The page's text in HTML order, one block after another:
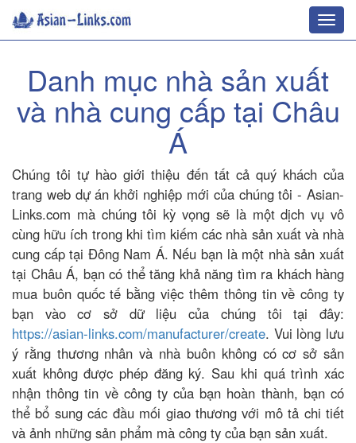
Danh mục nhà sản xuất
và nhà cung cấp tại Châu
Á
Chúng tôi tự hào giới thiệu đến tất cả quý khách của
trang web dự án khởi nghiệp mới của chúng tôi - Asian-
Links.com mà chúng tôi kỳ vọng sẽ là một dịch vụ vô
cùng hữu ích trong khi tìm kiếm các nhà sản xuất và nhà
cung cấp tại Đông Nam Á. Nếu bạn là một nhà sản xuất
tại Châu Á, bạn có thể tăng khả năng tìm ra khách hàng
mua buôn quốc tế bằng việc thêm thông tin về công ty
bạn vào cơ sở dữ liệu của chúng tôi tại đây:
https://asian-links.com/manufacturer/create. Vui lòng lưu
ý rằng thương nhân và nhà buôn không có cơ sở sản
xuất không được phép đăng ký. Sau khi quá trình xác
nhận thông tin về công ty của bạn hoàn thành, bạn có
thể bổ sung các đầu mối giao thương với mô tả chi tiết
và ảnh những sản phẩm mà công ty của bạn sản xuất.